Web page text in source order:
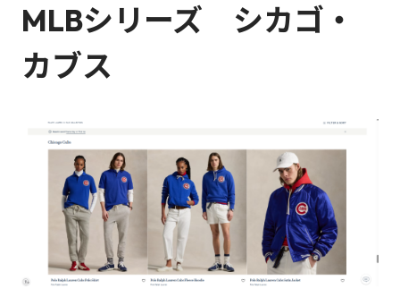
MLBシリーズ シカゴ・
カブス